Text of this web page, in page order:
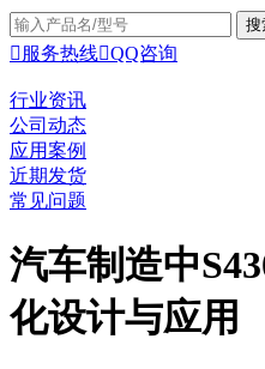
 服务热线QQ咨询
行业资讯
公司动态
应用案例
近期发货
常见问题
汽车制造中
化设计与应用